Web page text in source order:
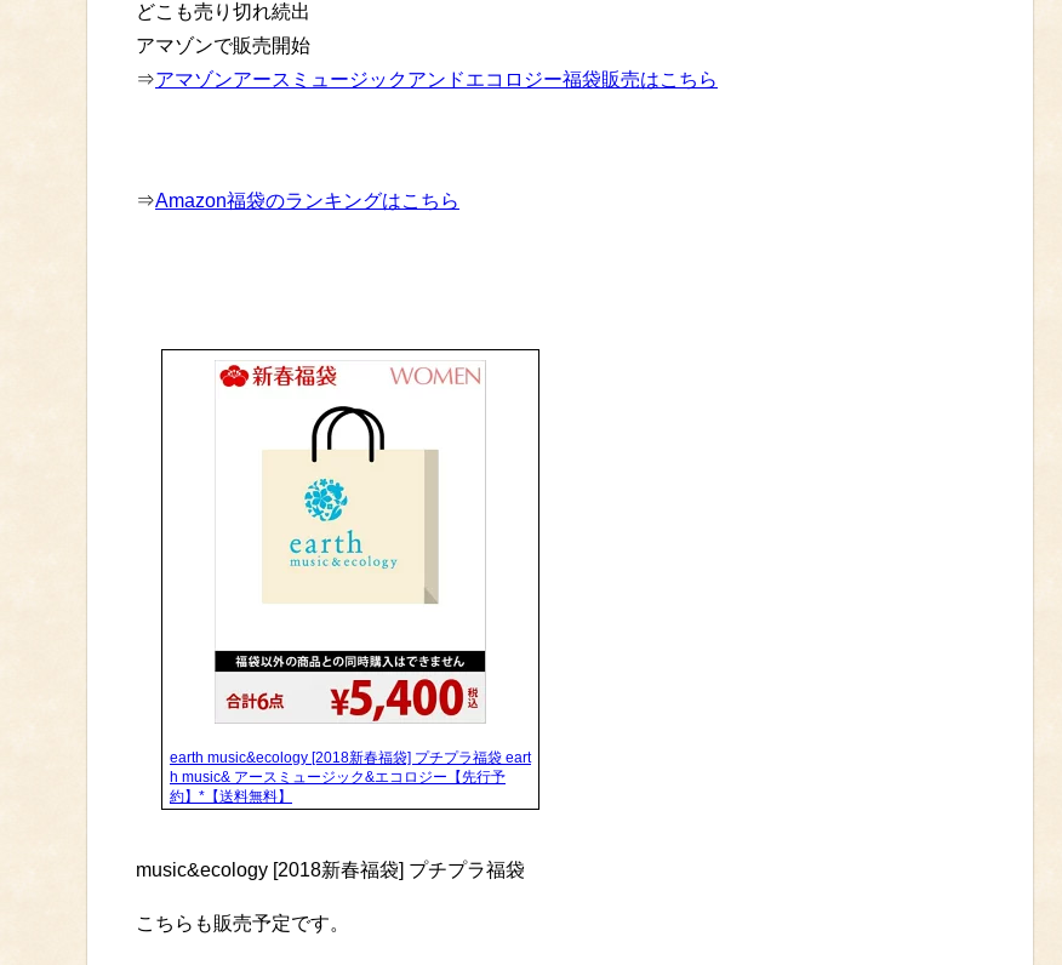
どこも売り切れ続出
アマゾンで販売開始
⇒アマゾンアースミュージックアンドエコロジー福袋販売はこちら
⇒Amazon福袋のランキングはこちら
earth music&ecology [2018新春福袋] プチプラ福袋 eart
h music& アースミュージック&エコロジー【先行予
約】*【送料無料】
music&ecology [2018新春福袋] プチプラ福袋
こちらも販売予定です。